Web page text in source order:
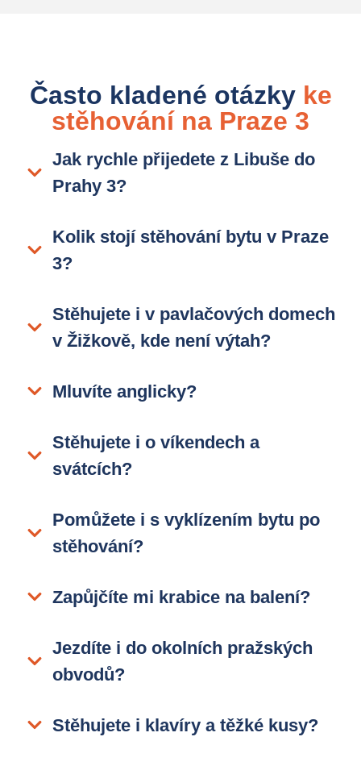
Často kladené otázky ke
stěhování na Praze 3
Jak rychle přijedete z Libuše do
Prahy 3?
Kolik stojí stěhování bytu v Praze
3?
Stěhujete i v pavlačových domech
v Žižkově, kde není výtah?
Mluvíte anglicky?
Stěhujete i o víkendech a
svátcích?
Pomůžete i s vyklízením bytu po
stěhování?
Zapůjčíte mi krabice na balení?
Jezdíte i do okolních pražských
obvodů?
Stěhujete i klavíry a těžké kusy?